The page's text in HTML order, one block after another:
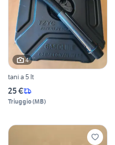
4
tani a 5 lt
25 €
Triuggio(MB)